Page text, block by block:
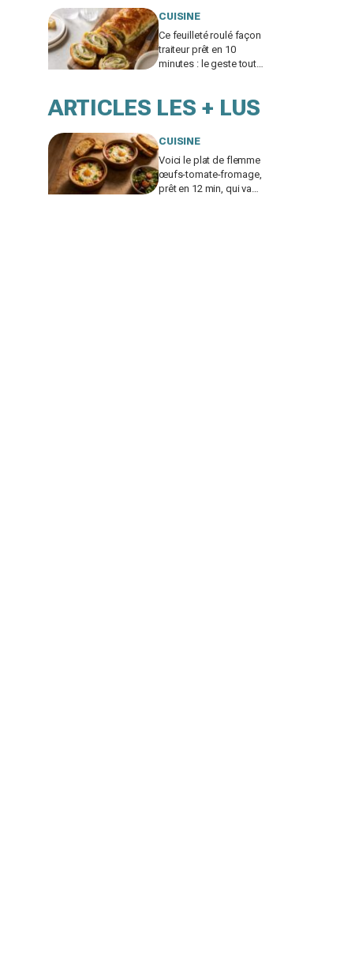
donne une croûte dorée
CUISINE
Ce feuilleté roulé façon
traiteur prêt en 10
minutes : le geste tout
ARTICLES LES + LUS
CUISINE
Voici le plat de flemme
œufs-tomate-fromage,
prêt en 12 min, qui va